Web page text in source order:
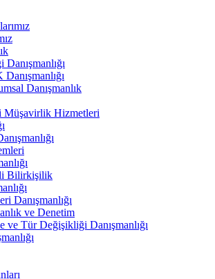
Danışmanlık
Müşavirlik Hizmetleri
Bilirkişilik
Danışmanlığı
ve Denetim
ve Tür Değişikliği Danışmanlığı